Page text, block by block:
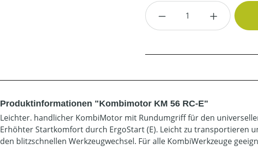
Produkt Anzahl:
Produktinformationen "Kombimotor KM 56 RC-E"
Leichter. handlicher KombiMotor mit Rundumgriff für den
Erhöhter Startkomfort durch ErgoStart (E). Leicht zu transportieren
den blitzschnellen Werkzeugwechsel. Für alle KombiWerkzeuge